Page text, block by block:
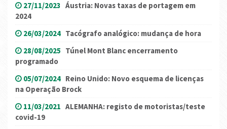
27/11/2023 Áustria: Novas taxas de portagem em
2024
26/03/2024 Tacógrafo analógico: mudança de hora
28/08/2025 Túnel Mont Blanc encerramento
programado
05/07/2024 Reino Unido: Novo esquema de licenças
na Operação Brock
11/03/2021 ALEMANHA: registo de motoristas/teste
covid-19